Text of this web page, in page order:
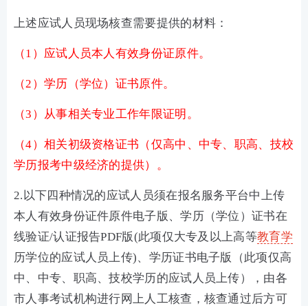
上述应试人员现场核查需要提供的材料：
（1）应试人员本人有效身份证原件。
（2）学历（学位）证书原件。
（3）从事相关专业工作年限证明。
（4）相关初级资格证书（仅高中、中专、职高、技校
学历报考中级经济的提供）。
2.以下四种情况的应试人员须在报名服务平台中上传
本人有效身份证件原件电子版、学历（学位）证书在
线验证/认证报告PDF版(此项仅大专及以上高等教育学
历学位的应试人员上传)、学历证书电子版（此项仅高
中、中专、职高、技校学历的应试人员上传），由各
市人事考试机构进行网上人工核查，核查通过后方可